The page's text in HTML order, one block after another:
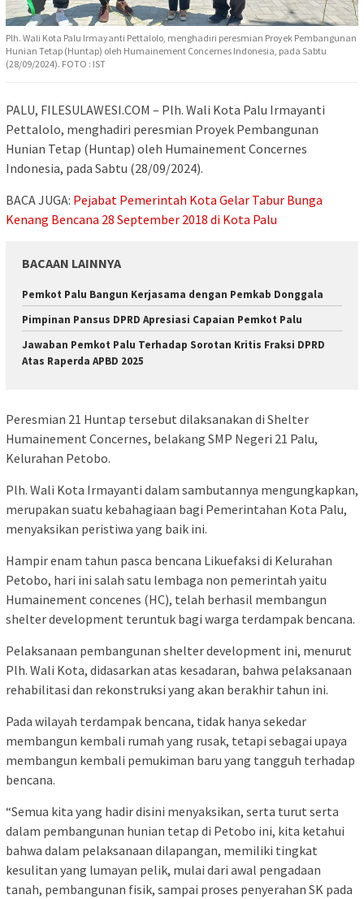
Plh. Wali Kota Palu Irmayanti Pettalolo, menghadiri peresmian Proyek Pembangunan
Hunian Tetap (Huntap) oleh Humainement Concernes Indonesia, pada Sabtu
(28/09/2024). FOTO : IST
PALU, FILESULAWESI.COM – Plh. Wali Kota Palu Irmayanti
Pettalolo, menghadiri peresmian Proyek Pembangunan
Hunian Tetap (Huntap) oleh Humainement Concernes
Indonesia, pada Sabtu (28/09/2024).
BACA JUGA: Pejabat Pemerintah Kota Gelar Tabur Bunga
Kenang Bencana 28 September 2018 di Kota Palu
BACAAN LAINNYA
Pemkot Palu Bangun Kerjasama dengan Pemkab Donggala
Pimpinan Pansus DPRD Apresiasi Capaian Pemkot Palu
Jawaban Pemkot Palu Terhadap Sorotan Kritis Fraksi DPRD
Atas Raperda APBD 2025
Peresmian 21 Huntap tersebut dilaksanakan di Shelter
Humainement Concernes, belakang SMP Negeri 21 Palu,
Kelurahan Petobo.
Plh. Wali Kota Irmayanti dalam sambutannya mengungkapkan,
merupakan suatu kebahagiaan bagi Pemerintahan Kota Palu,
menyaksikan peristiwa yang baik ini.
Hampir enam tahun pasca bencana Likuefaksi di Kelurahan
Petobo, hari ini salah satu lembaga non pemerintah yaitu
Humainement concenes (HC), telah berhasil membangun
shelter development teruntuk bagi warga terdampak bencana.
Pelaksanaan pembangunan shelter development ini, menurut
Plh. Wali Kota, didasarkan atas kesadaran, bahwa pelaksanaan
rehabilitasi dan rekonstruksi yang akan berakhir tahun ini.
Pada wilayah terdampak bencana, tidak hanya sekedar
membangun kembali rumah yang rusak, tetapi sebagai upaya
membangun kembali pemukiman baru yang tangguh terhadap
bencana.
“Semua kita yang hadir disini menyaksikan, serta turut serta
dalam pembangunan hunian tetap di Petobo ini, kita ketahui
bahwa dalam pelaksanaan dilapangan, memiliki tingkat
kesulitan yang lumayan pelik, mulai dari awal pengadaan
tanah, pembangunan fisik, sampai proses penyerahan SK pada